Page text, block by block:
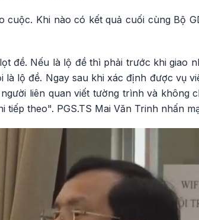
cuộc. Khi nào có kết quả cuối cùng Bộ
đề. Nếu là lộ đề thì phải trước khi giao
là lộ đề. Ngay sau khi xác định được vụ
liên quan viết tường trình và không
tiếp theo". PGS.TS Mai Văn Trinh nhấn